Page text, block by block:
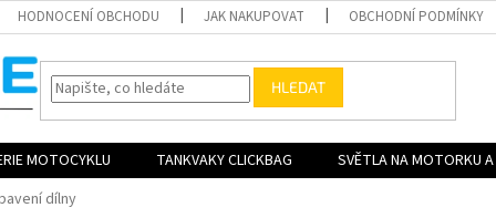
HODNOCENÍ OBCHODU JAK NAKUPOVAT OBCHODNÍ PODMÍNKY
HLEDAT
MOTOCYKLU TANKVAKY CLICKBAG SVĚTLA NA MOTORKU
dílny